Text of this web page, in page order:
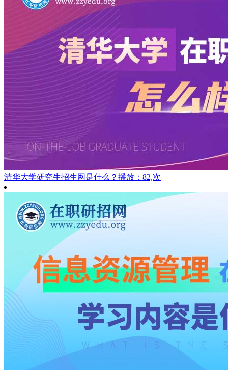
清华大学研究生招生网是什么？ 播放：82,次